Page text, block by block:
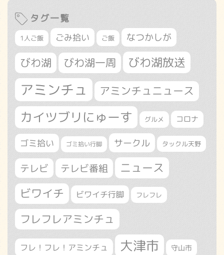
タグ一覧
1人ご飯 ごみ拾い ご飯 なつかしが
びわ湖 びわ湖一周 びわ湖放送
アミンチュ アミンチュニュース
カイツブリにゅーす グルメ コロナ
ゴミ拾い ゴミ拾い行脚 サークル タックル天野
テレビ テレビ番組 ニュース
ビワイチ ビワイチ行脚 フレフレ
フレフレアミンチュ
フレ！フレ！アミンチュ 大津市 守山市